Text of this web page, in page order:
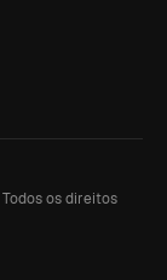
Todos os direitos